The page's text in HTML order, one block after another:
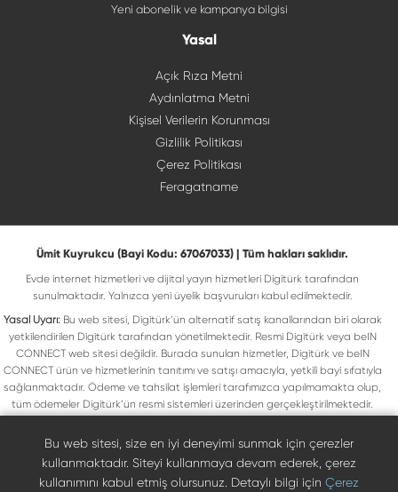
Yeni abonelik ve kampanya bilgisi
Yasal
Açık Rıza Metni
Aydınlatma Metni
Kişisel Verilerin Korunması
Gizlilik Politikası
Çerez Politikası
Feragatname
Ümit Kuyrukcu (Bayi Kodu: 67067033) | Tüm hakları saklıdır.
Evde internet hizmetleri ve dijital yayın hizmetleri Digitürk tarafından
sunulmaktadır. Yalnızca yeni üyelik başvuruları kabul edilmektedir.
Yasal Uyarı:Bu web sitesi, Digitürk’ün alternatif satış kanallarından biri olarak
yetkilendirilen Digitürk tarafından yönetilmektedir. Resmi Digitürk veya beIN
CONNECT web sitesi değildir. Burada sunulan hizmetler, Digitürk ve beIN
CONNECT ürün ve hizmetlerinin tanıtımı ve satışı amacıyla, yetkili bayi sıfatıyla
sağlanmaktadır. Ödeme ve tahsilat işlemleri tarafımızca yapılmamakta olup,
tüm ödemeler Digitürk’ün resmi sistemleri üzerinden gerçekleştirilmektedir.
koruma altındadır. Bu markalar, yalnızca marka sahiplerinin kullanım koşullarına
uygun şekilde kullanılmaktadır. Digitürk veya beIN CONNECT’in resmi web
sitelerine ulaşmak için ilgili markaların doğrudan resmi kanallarını ziyaret
edebilirsiniz.
Bu web sitesi, size en iyi deneyimi sunmak için çerezler
kullanmaktadır. Siteyi kullanmaya devam ederek, çerez
kullanımını kabul etmiş olursunuz. Detaylı bilgi için Çerez